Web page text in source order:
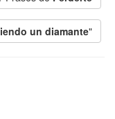
un diamante"